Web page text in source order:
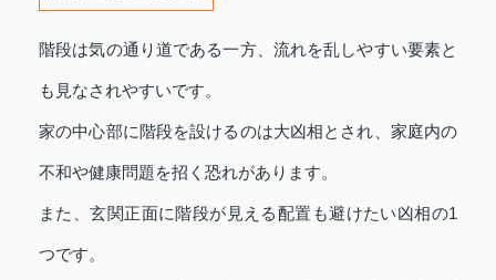
階段は気の通り道である一方、流れを乱しやすい要素と
も見なされやすいです。
家の中心部に階段を設けるのは大凶相とされ、家庭内の
不和や健康問題を招く恐れがあります。
また、玄関正面に階段が見える配置も避けたい凶相の1
つです。